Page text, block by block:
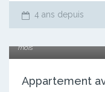
4 ans depuis
mois